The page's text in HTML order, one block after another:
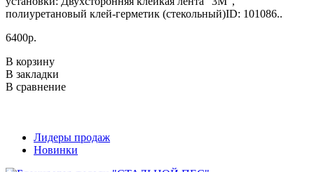
полиуретановый клей-герметик (стекольный)ID: 101086..
6400р.
В корзину
В закладки
В сравнение
Лидеры продаж
Новинки